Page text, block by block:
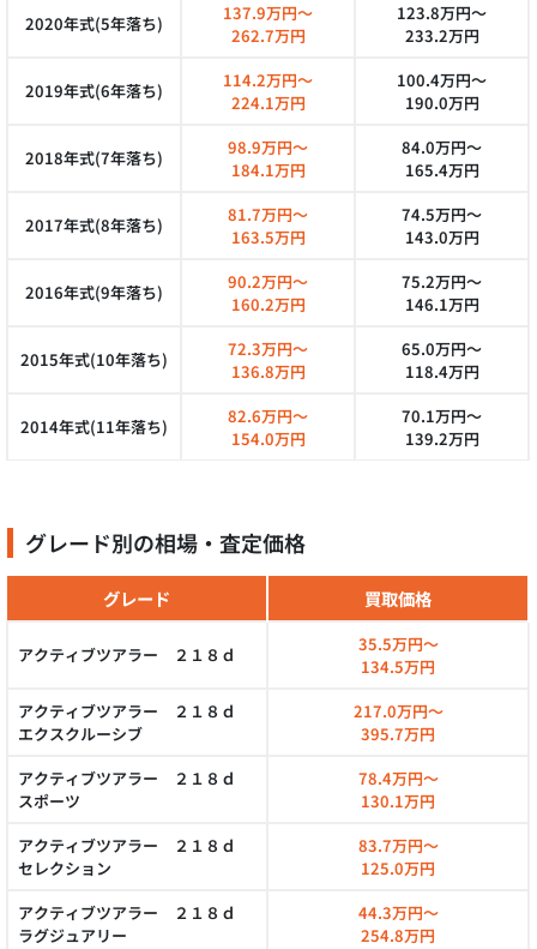
2020年式(5年落ち)
137.9万円～
262.7万円
123.8万円～
233.2万円
2019年式(6年落ち)
114.2万円～
224.1万円
100.4万円～
190.0万円
2018年式(7年落ち)
98.9万円～
184.1万円
84.0万円～
165.4万円
2017年式(8年落ち)
81.7万円～
163.5万円
74.5万円～
143.0万円
2016年式(9年落ち)
90.2万円～
160.2万円
75.2万円～
146.1万円
2015年式(10年落ち)
72.3万円～
136.8万円
65.0万円～
118.4万円
2014年式(11年落ち)
82.6万円～
154.0万円
70.1万円～
139.2万円
グレード別の相場・査定価格
グレード 買取価格
アクティブツアラー ２１８ｄ
35.5万円～
134.5万円
アクティブツアラー ２１８ｄ
エクスクルーシブ
217.0万円～
395.7万円
アクティブツアラー ２１８ｄ
スポーツ
78.4万円～
130.1万円
アクティブツアラー ２１８ｄ
セレクション
83.7万円～
125.0万円
アクティブツアラー ２１８ｄ
ラグジュアリー
44.3万円～
254.8万円